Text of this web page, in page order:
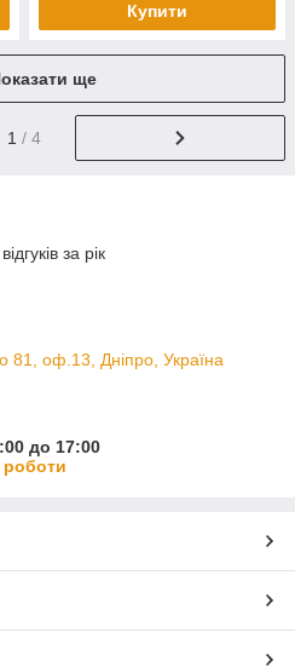
Купити
ще
1 / 4
за рік
81, оф.13, Дніпро, Україна
до 17:00
роботи